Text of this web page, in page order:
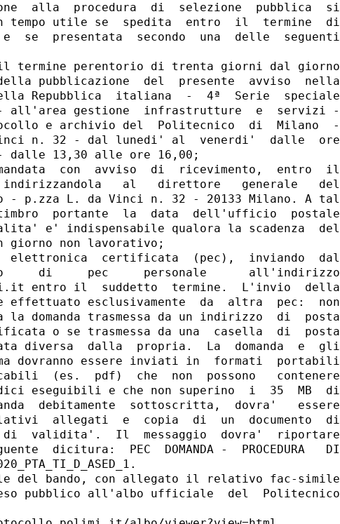
alla  procedura  di  selezione  pubblica  si
tempo utile se  spedita  entro  il  termine  di
e  se  presentata  secondo  una  delle  seguenti
termine perentorio di trenta giorni dal giorno
pubblicazione  del  presente  avviso  nella
Repubblica  italiana  -  4ª  Serie  speciale
- all'area gestione  infrastrutture  e  servizi -
e archivio del  Politecnico  di  Milano  -
Vinci n. 32 - dal lunedi' al  venerdi'  dalle  ore
dalle 13,30 alle ore 16,00;
con  avviso  di  ricevimento,  entro  il
indirizzandola   al   direttore   generale   del
- p.zza L. da Vinci n. 32 - 20133 Milano. A tal
portante  la  data  dell'ufficio  postale
e' indispensabile qualora la scadenza  del
giorno non lavorativo;
elettronica  certificata  (pec),  inviando  dal
di     pec     personale      all'indirizzo
entro il  suddetto  termine.  L'invio  della
effettuato esclusivamente  da  altra  pec:  non
domanda trasmessa da un indirizzo  di  posta
o se trasmessa da una  casella  di  posta
diversa  dalla  propria.  La  domanda  e  gli
dovranno essere inviati in  formati  portabili
(es.  pdf)  che  non  possono   contenere
eseguibili e che non superino  i  35  MB  di
debitamente  sottoscritta,  dovra'   essere
allegati  e  copia  di  un  documento  di
validita'.  Il  messaggio  dovra'  riportare
dicitura:  PEC  DOMANDA -  PROCEDURA   DI
del bando, con allegato il relativo fac-simile
pubblico all'albo ufficiale  del  Politecnico